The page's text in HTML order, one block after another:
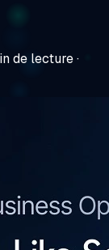
de lecture·